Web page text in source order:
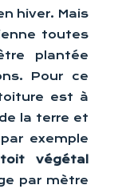
hiver. Mais
toutes
plantée
Pour ce
est à
la terre et
exemple
toit végétal
par mètre